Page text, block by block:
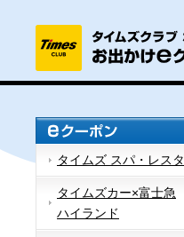
タイムズ スパ・レスタ
タイムズカー×富士急
ハイランド